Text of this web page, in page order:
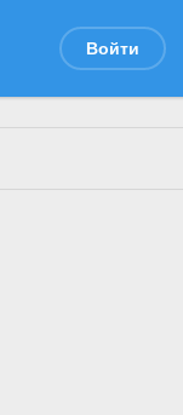
Войти